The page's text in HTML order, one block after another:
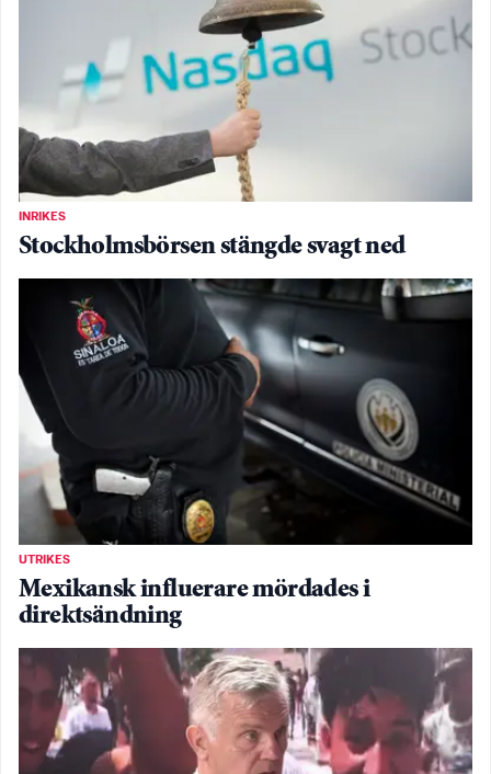
INRIKES
Stockholmsbörsen stängde svagt ned
UTRIKES
Mexikansk influerare mördades i
direktsändning